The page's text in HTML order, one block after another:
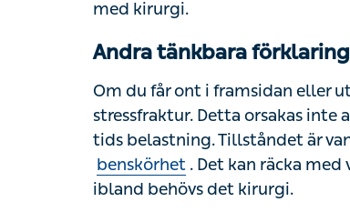
Om du får ont i framsidan eller
stressfraktur. Detta orsakas inte
belastning. Tillståndet är
Det kan räcka med vila och
kirurgi.